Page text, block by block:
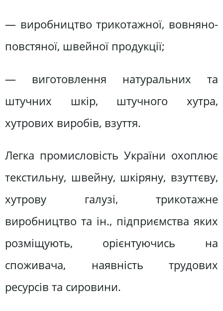
— виробництво трикотажної, вовняно-
повстяної, швейної продукції;
— виготовлення натуральних та
штучних шкір, штучного хутра,
хутрових виробів, взуття.
Легка промисловість України охоплює
текстильну, швейну, шкіряну, взуттєву,
хутрову галузі, трикотажне
виробництво та ін., підприємства яких
розміщують, орієнтуючись на
споживача, наявність трудових
ресурсів та сировини.